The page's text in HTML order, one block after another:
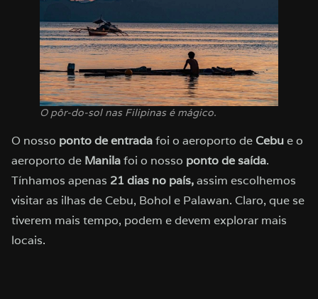
O pôr-do-sol nas Filipinas é mágico.
O nosso ponto de entradafoi o aeroporto de Cebue o
aeroporto de Manilafoi o nosso ponto de saída.
Tínhamos apenas 21 dias no país,assim escolhemos
visitar as ilhas de Cebu, Bohol e Palawan. Claro, que se
tiverem mais tempo, podem e devem explorar mais
locais.